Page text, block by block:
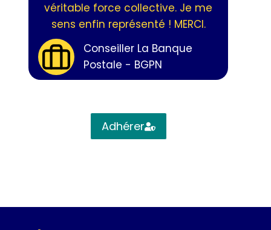
véritable force collective. Je me
sens enfin représenté ! MERCI.
Conseiller La Banque
Postale - BGPN
Adhérer